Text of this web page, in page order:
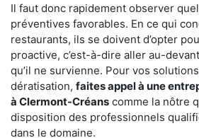
Il faut donc rapidement observer
préventives favorables. En ce qui
restaurants, ils se doivent d’opter
proactive, c’est-à-dire aller au-
qu’il ne survienne. Pour vos
dératisation, faites appel à une
à Clermont-Créans comme la nôtre
disposition des professionnels
dans le domaine.